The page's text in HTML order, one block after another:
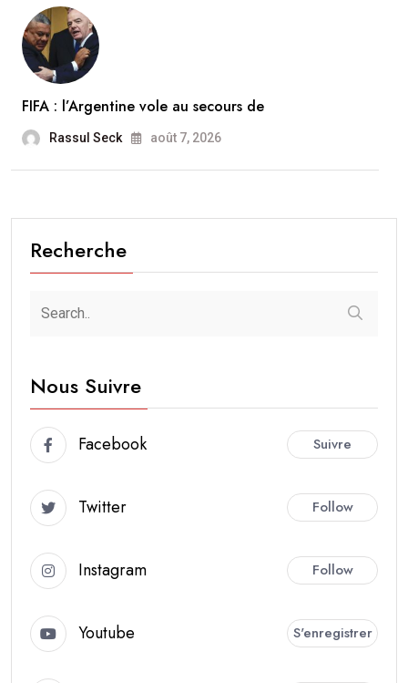
FIFA : l’Argentine vole au secours de
Rassul Seck août 7, 2026
Recherche
Nous Suivre
Facebook Suivre
Twitter Follow
Instagram Follow
Youtube S'enregistrer